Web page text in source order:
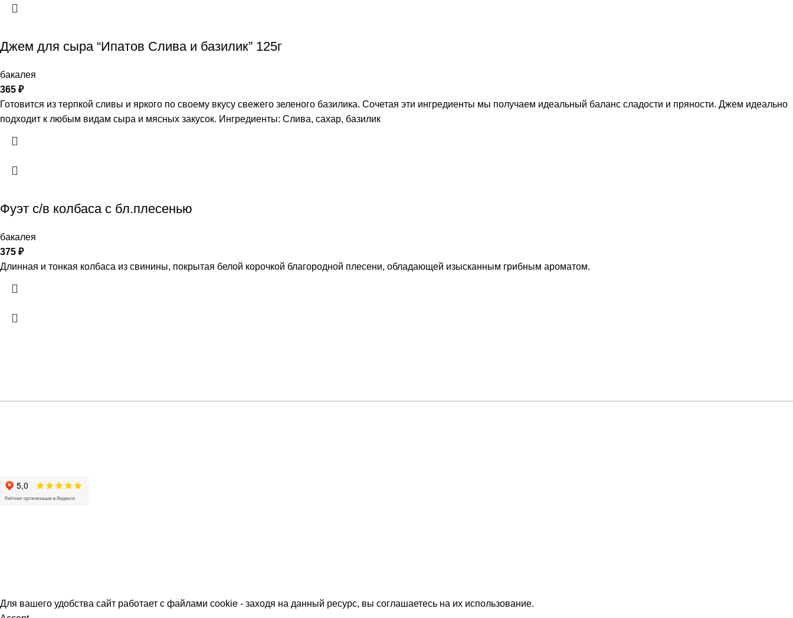
Джем для сыра “Ипатов Слива и базилик” 125г
бакалея
365 ₽
Готовится из терпкой сливы и яркого по своему вкусу свежего зеленого базилика. Сочетая эти ингредиенты мы получаем идеальный баланс сладости и пряности. Джем идеально
подходит к любым видам сыра и мясных закусок. Ингредиенты: Слива, сахар, базилик
Фуэт с/в колбаса с бл.плесенью
бакалея
375 ₽
Длинная и тонкая колбаса из свинины, покрытая белой корочкой благородной плесени, обладающей изысканным грибным ароматом.
Для вашего удобства сайт работает с файлами cookie - заходя на данный ресурс, вы соглашаетесь на их использование.